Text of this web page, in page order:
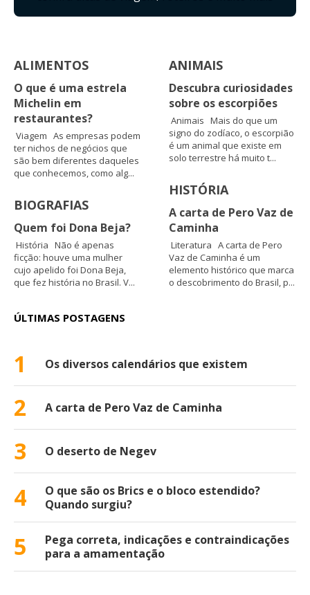
ALIMENTOS
O que é uma estrela
Michelin em
restaurantes?
Viagem As empresas podem
ter nichos de negócios que
são bem diferentes daqueles
que conhecemos, como alg...
BIOGRAFIAS
Quem foi Dona Beja?
História Não é apenas
ficção: houve uma mulher
cujo apelido foi Dona Beja,
que fez história no Brasil. V...
ANIMAIS
Descubra curiosidades
sobre os escorpiões
Animais Mais do que um
signo do zodíaco, o escorpião
é um animal que existe em
solo terrestre há muito t...
HISTÓRIA
A carta de Pero Vaz de
Caminha
Literatura A carta de Pero
Vaz de Caminha é um
elemento histórico que marca
o descobrimento do Brasil, p...
ÚLTIMAS POSTAGENS
1 Os diversos calendários que existem
2 A carta de Pero Vaz de Caminha
3 O deserto de Negev
4
O que são os Brics e o bloco estendido?
Quando surgiu?
5
Pega correta, indicações e contraindicações
para a amamentação